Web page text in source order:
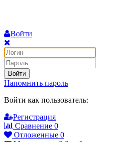
Войти
Войти
Напомнить пароль
Войти как пользователь:
Регистрация
Сравнение 0
Отложенные 0